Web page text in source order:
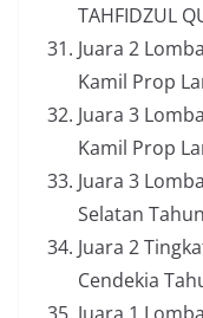
TAHFIDZUL
Juara 2
Kamil Prop
Juara 3
Kamil Prop
Juara 3
Selatan
Juara 2
Cendekia